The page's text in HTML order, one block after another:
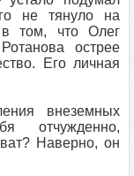
не тянуло на
том, что Олег
острее
Его личная
внеземных
отчужденно,
Наверно, он